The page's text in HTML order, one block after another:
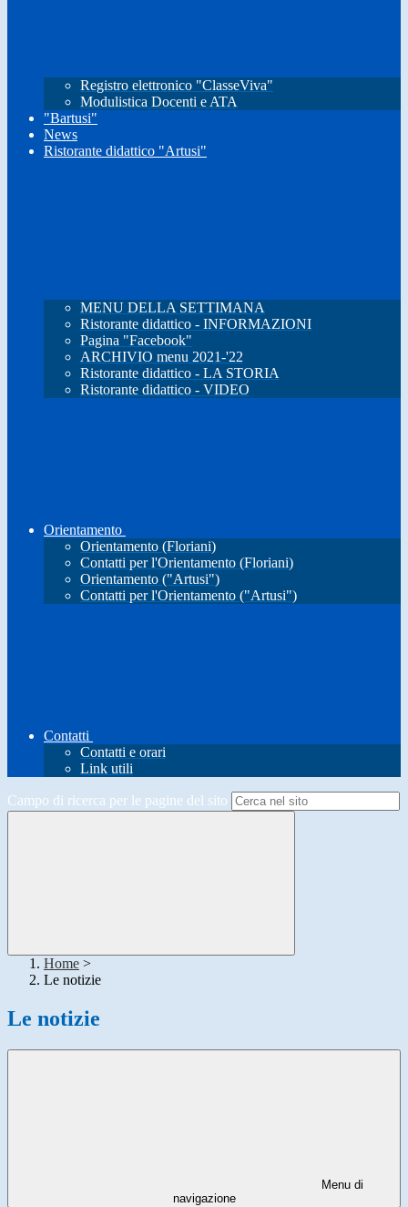
Registro elettronico "ClasseViva"
Modulistica Docenti e ATA
"Bartusi"
News
Ristorante didattico "Artusi"
MENU DELLA SETTIMANA
Ristorante didattico - INFORMAZIONI
Pagina "Facebook"
ARCHIVIO menu 2021-'22
Ristorante didattico - LA STORIA
Ristorante didattico - VIDEO
Orientamento
Orientamento (Floriani)
Contatti per l'Orientamento (Floriani)
Orientamento ("Artusi")
Contatti per l'Orientamento ("Artusi")
Contatti
Contatti e orari
Link utili
Campo di ricerca per le pagine del sito
Home >
Le notizie
Le notizie
Menu di
navigazione